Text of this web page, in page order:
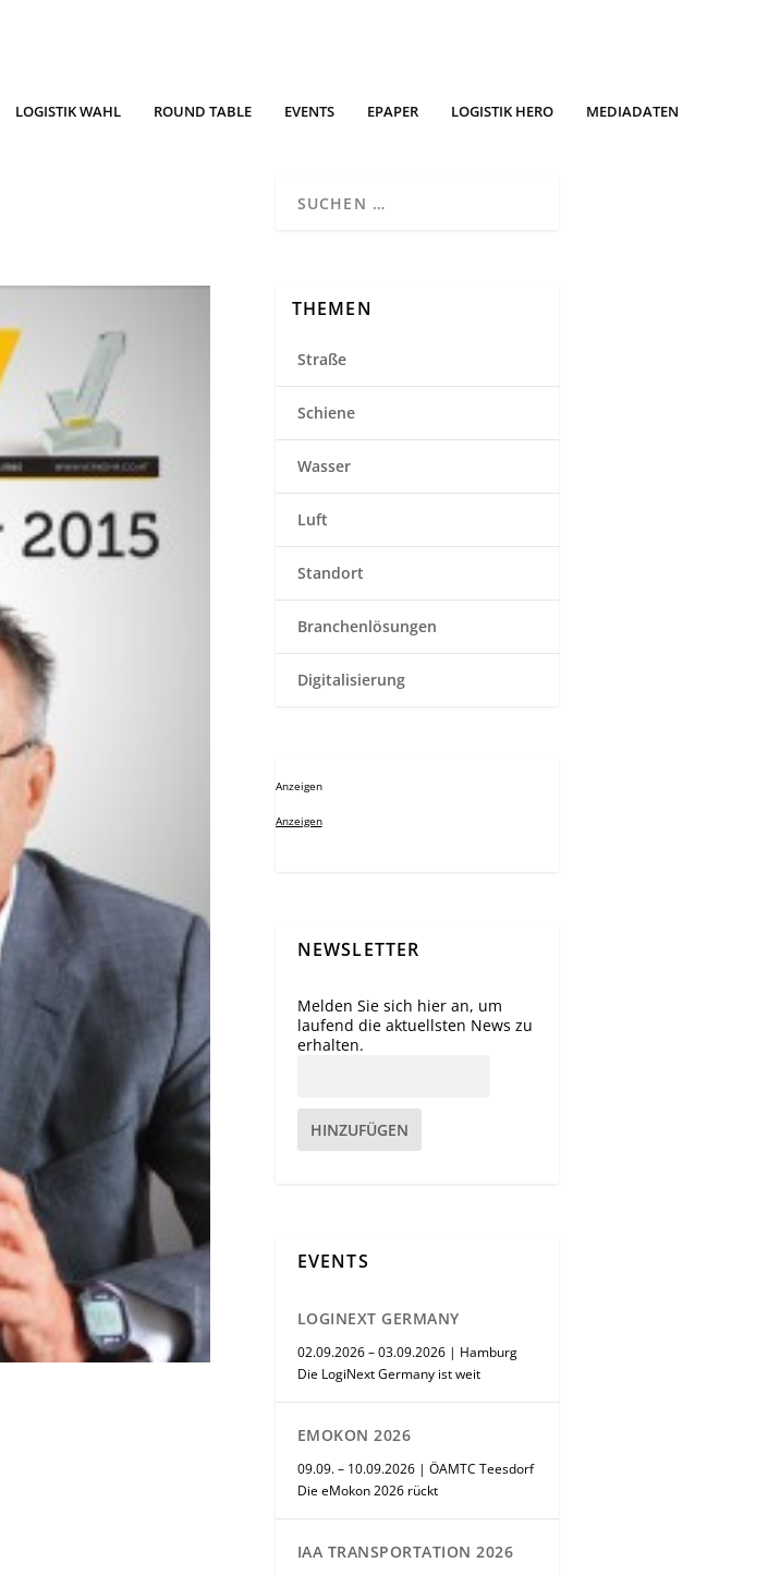
LOGISTIK WAHL ROUND TABLE EVENTS EPAPER LOGISTIK HERO MEDIADATEN
THEMEN
Straße
Schiene
Wasser
Luft
Standort
Branchenlösungen
Digitalisierung
Anzeigen
Anzeigen
NEWSLETTER
Melden Sie sich hier an, um
laufend die aktuellsten News zu
erhalten.
HINZUFÜGEN
EVENTS
LOGINEXT GERMANY
02.09.2026 – 03.09.2026 | Hamburg
Die LogiNext Germany ist weit
EMOKON 2026
09.09. – 10.09.2026 | ÖAMTC Teesdorf
Die eMokon 2026 rückt
IAA TRANSPORTATION 2026